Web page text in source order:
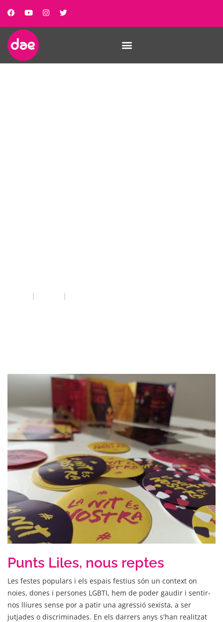
Punts Liles, nous reptes
Les festes populars i els espais festius són un context on
noies, dones i persones LGBTI, hem de poder gaudir i sentir-
nos lliures sense por a patir una agressió sexista, a ser
jutjades o discriminades. En els darrers anys s'han realitzat